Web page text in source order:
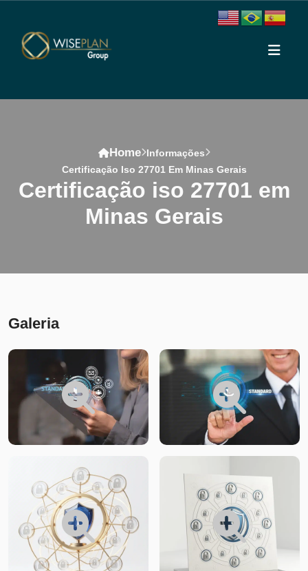
Home Informações
Certificação Iso 27701 Em Minas Gerais
certificação iso 27701 em
Minas Gerais
Galeria